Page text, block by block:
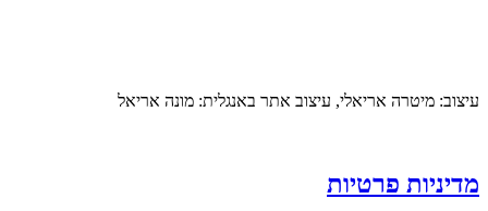
עיצוב: מיטרה אריאלי, עיצוב אתר באנגלית: מונה אריאל
מדיניות פרטיות